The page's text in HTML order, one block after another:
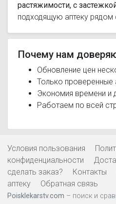
растяжимости, с
подходящую аптеку рядом
Почему нам
Обновление цен
Только проверенные
Экономия времени и
Работаем по всей
Условия пользования
конфиденциальности
сделать заказ?
Контакты
аптеку
Обратная связь
Poisklekarstv.com – поиск и